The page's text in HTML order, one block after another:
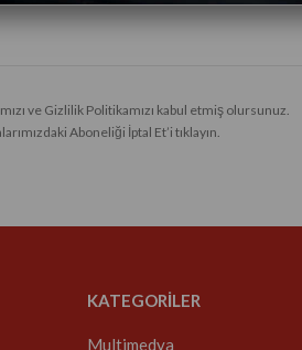
ve Gizlilik Politikamızı kabul etmiş olursunuz.
Aboneliği İptal Et’i tıklayın.
KATEGORİLER
Multimedya